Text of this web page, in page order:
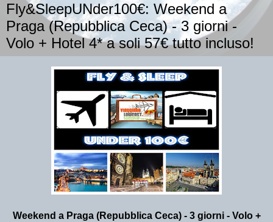
Fly&SleepUNder100€: Weekend a
Praga (Repubblica Ceca) - 3 giorni -
Volo + Hotel 4* a soli 57€ tutto incluso!
Weekend a Praga (Repubblica Ceca) - 3 giorni - Volo +